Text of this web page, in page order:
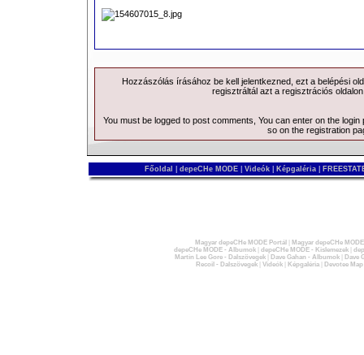
Hozzászólás írásához be kell jelentkezned, ezt a belépési
regisztráltál azt a regisztrációs
You must be logged to post comments, You can enter on the login
so on the registration
Főoldal depeCHe MODE Videók Képgaléria
Magyar depeCHe MODE Portál
Magyar depeCHe
depeCHe MODE - Albumok| depeCHe MODE - Kislemezek|
Martin Lee Gore - Dalszövegek| Dave Gahan - Albumok|
Dave
Recoil - Dalszövegek| Videók| Képgaléria| Devotee Map